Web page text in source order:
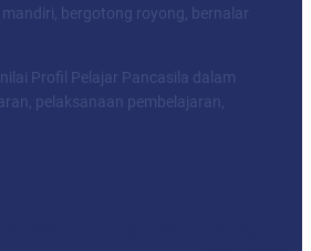
bergotong royong, bernalar
Profil Pelajar Pancasila dalam
pelaksanaan pembelajaran,